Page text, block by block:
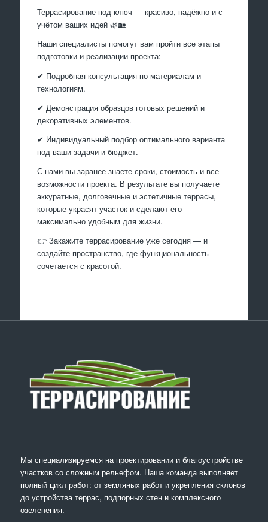
Террасирование под ключ — красиво, надёжно и с
учётом ваших идей 🌿🏡
Наши специалисты помогут вам пройти все этапы
подготовки и реализации проекта:
✔ Подробная консультация по материалам и
технологиям.
✔ Демонстрация образцов готовых решений и
декоративных элементов.
✔ Индивидуальный подбор оптимального варианта
под ваши задачи и бюджет.
С нами вы заранее знаете сроки, стоимость и все
возможности проекта. В результате вы получаете
аккуратные, долговечные и эстетичные террасы,
которые украсят участок и сделают его
максимально удобным для жизни.
👉 Закажите террасирование уже сегодня — и
создайте пространство, где функциональность
сочетается с красотой.
Мы специализируемся на проектировании и благоустройстве
участков со сложным рельефом. Наша команда выполняет
полный цикл работ: от земляных работ и укрепления склонов
до устройства террас, подпорных стен и комплексного
озеленения.